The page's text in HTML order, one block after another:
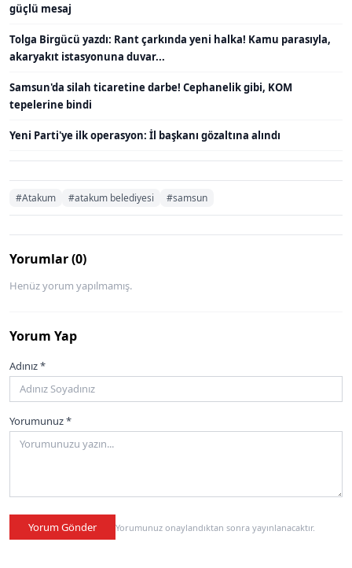
güçlü mesaj
Tolga Birgücü yazdı: Rant çarkında yeni halka! Kamu parasıyla,
akaryakıt istasyonuna duvar...
Samsun'da silah ticaretine darbe! Cephanelik gibi, KOM
tepelerine bindi
Yeni Parti'ye ilk operasyon: İl başkanı gözaltına alındı
#Atakum #atakum belediyesi #samsun
Yorumlar (0)
Henüz yorum yapılmamış.
Yorum Yap
Adınız *
Yorumunuz *
Yorum Gönder Yorumunuz onaylandıktan sonra yayınlanacaktır.